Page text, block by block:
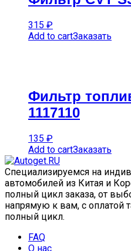
315 ₽
Add to cartЗаказать
Фильтр
1117110
135 ₽
Add to cartЗаказать
Специализируемся на
автомобилей из Китая и
полный цикл заказа, от
напрямую к вам, с оплатой
полный цикл.
FAQ
О нас